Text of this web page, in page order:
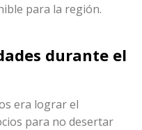
para la región.
durante el
era lograr el
para no desertar